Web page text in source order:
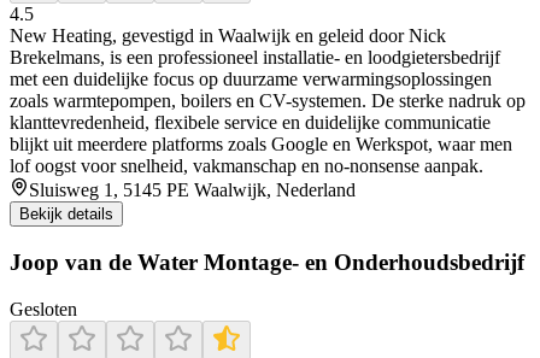
4.5
New Heating, gevestigd in Waalwijk en geleid door Nick
Brekelmans, is een professioneel installatie- en loodgietersbedrijf
met een duidelijke focus op duurzame verwarmingsoplossingen
zoals warmtepompen, boilers en CV-systemen. De sterke nadruk op
klanttevredenheid, flexibele service en duidelijke communicatie
blijkt uit meerdere platforms zoals Google en Werkspot, waar men
lof oogst voor snelheid, vakmanschap en no-nonsense aanpak.
Sluisweg 1, 5145 PE Waalwijk, Nederland
Bekijk details
Joop van de Water Montage- en Onderhoudsbedrijf
Gesloten